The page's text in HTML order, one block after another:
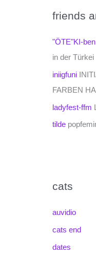
friends
"ÖTE"KI-ben
in der Türkei
iniigfuni
FARBEN
ladyfest-ffm
tilde
cats
auvidio
cats end
dates